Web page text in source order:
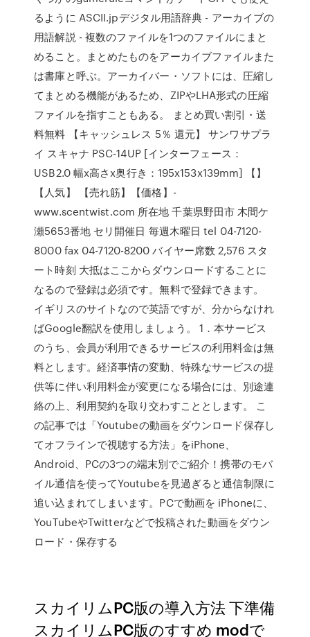
るように ASCII.jpデジタル用語辞典 - アーカイブの
用語解説 - 複数のファイルを1つのファイルにまと
めること。まとめたものをアーカイブファイルまた
は書庫と呼ぶ。アーカイバー・ソフトには、圧縮し
てまとめる機能があるため、ZIPやLHA形式の圧縮
ファイルを指すこともある。 まとめ買い割引・送
料無料 【キャッシュレス 5％ 還元】 サンワサプラ
イ スキャナ PSC-14UP [インターフェース：
USB2.0 幅x高さx奥行き：195x153x139mm] 【】
【人気】 【売れ筋】【価格】-
www.scentwist.com 所在地 千葉県野田市 木間ケ
瀬5653番地 セリ開催日 毎週木曜日 tel 04-7120-
8000 fax 04-7120-8200 バイヤー席数 2,576 スタ
ート時刻 大抵はここからダウンロードすることに
なるので登録は必須です。無料で登録できます。
イギリスのサイトなので英語ですが、分からなけれ
ばGoogle翻訳を使用しましょう。 1．本サービス
のうち、会員が利用できるサービスの利用料金は無
料とします。経済事情の変動、特殊なサービスの提
供等に伴い利用料金が変更になる場合には、別途連
絡の上、利用契約を取り交わすこととします。 こ
の記事では「Youtubeの動画をダウンロード保存し
てオフラインで視聴する方法」をiPhone、
Android、PCの3つの端末別でご紹介！携帯のモバ
イル通信を使ってYoutubeを見過ぎると通信制限に
追い込まれてしまいます。PCで動画を iPhoneに、
YouTubeやTwitterなどで投稿された動画をダウン
ロード・保存する
スカイリムPC版の導入方法 下準備
スカイリムPC版のすすめ modで